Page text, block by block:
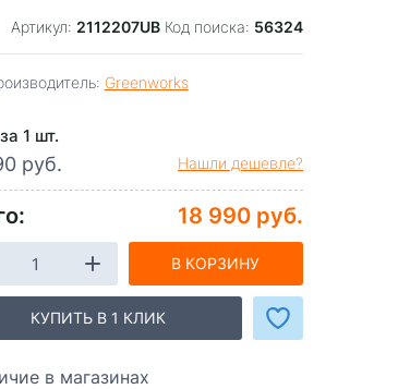
Артикул: 2112207UB Код поиска: 56324
Greenworks
1 шт.
руб. Нашли дешевле?
18 990 руб.
В КОРЗИНУ
КУПИТЬ В 1 КЛИК
в магазинах